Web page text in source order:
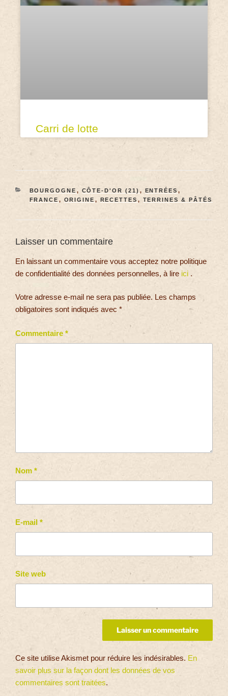
Carri de lotte
BOURGOGNE , CÔTE-D'OR (21) , ENTRÉES ,
FRANCE , ORIGINE , RECETTES , TERRINES & PÂTÉS
Laisser un commentaire
En laissant un commentaire vous acceptez notre politique
de confidentialité des données personnelles, à lire ici .
Votre adresse e-mail ne sera pas publiée. Les champs
obligatoires sont indiqués avec *
Commentaire *
Nom *
E-mail *
Site web
Ce site utilise Akismet pour réduire les indésirables. En
savoir plus sur la façon dont les données de vos
commentaires sont traitées.